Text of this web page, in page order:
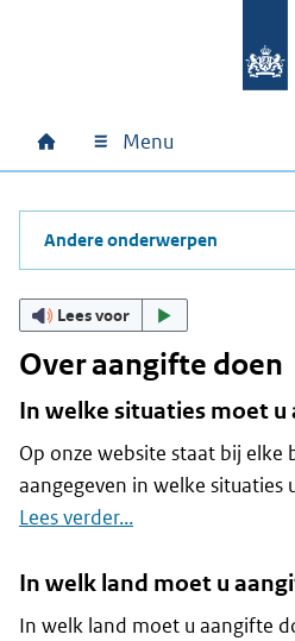
Hoofdnavigatie
Home Menu
Andere onderwerpen
Lees voor
Over aangifte doen
In welke situaties moet u
Op onze website staat bij elke
aangegeven in welke
Lees verder...
In welk land moet u
In welk land moet u aangifte